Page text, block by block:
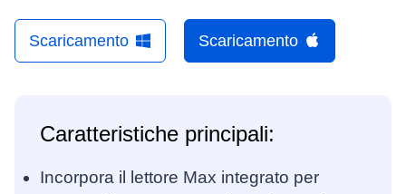
Scaricamento Scaricamento
Caratteristiche principali:
Incorpora il lettore Max integrato per